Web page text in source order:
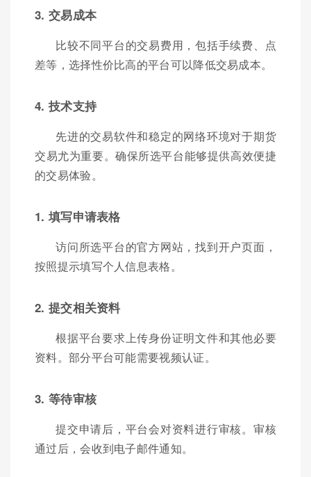
3. 交易成本
比较不同平台的交易费用，包括手续费、点
差等，选择性价比高的平台可以降低交易成本。
4. 技术支持
先进的交易软件和稳定的网络环境对于期货
交易尤为重要。确保所选平台能够提供高效便捷
的交易体验。
1. 填写申请表格
访问所选平台的官方网站，找到开户页面，
按照提示填写个人信息表格。
2. 提交相关资料
根据平台要求上传身份证明文件和其他必要
资料。部分平台可能需要视频认证。
3. 等待审核
提交申请后，平台会对资料进行审核。审核
通过后，会收到电子邮件通知。